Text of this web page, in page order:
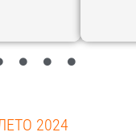
2024